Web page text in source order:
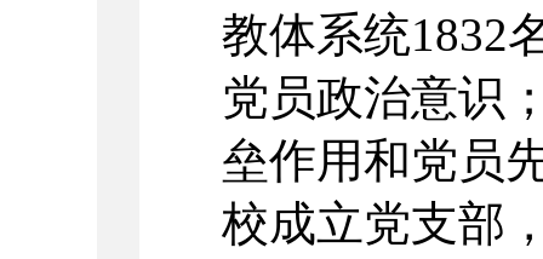
教体系统1832
党员政治意识
垒作用和党员
校成立党支部